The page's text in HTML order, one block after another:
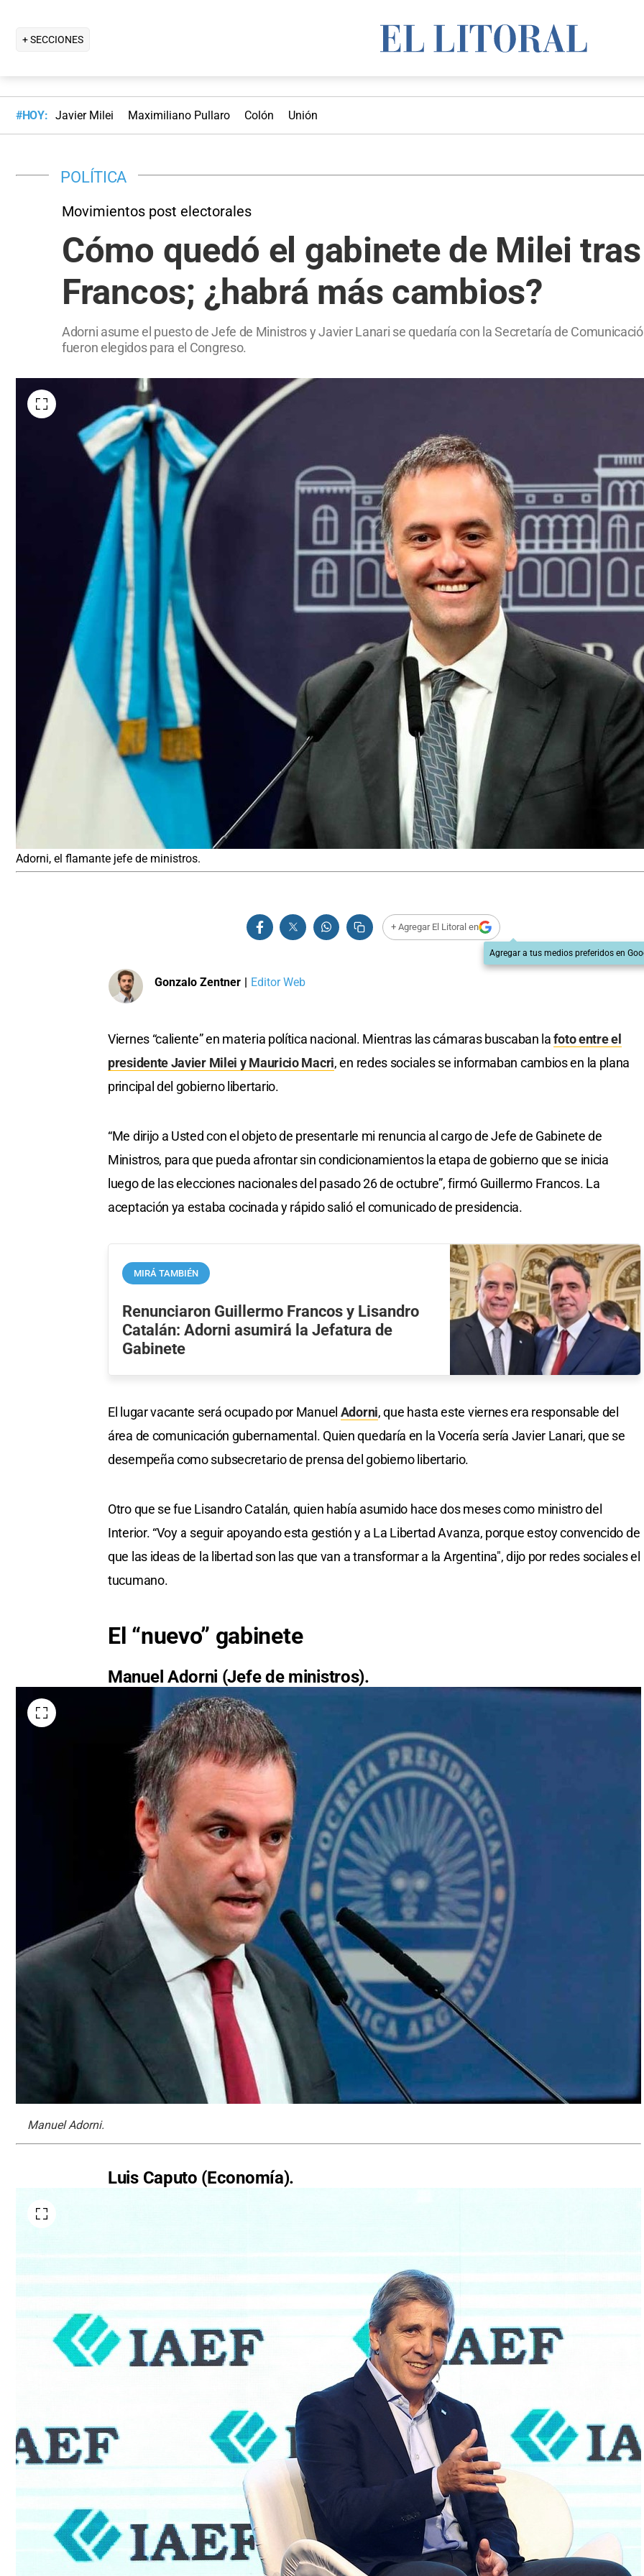
+ SECCIONES
#HOY: Javier Milei Maximiliano Pullaro Colón Unión
POLÍTICA
Movimientos post electorales
Cómo quedó el gabinete de Milei
Francos; ¿habrá más cambios?
Adorni asume el puesto de Jefe de Ministros y Javier Lanari se quedaría con la Secretaría de
fueron elegidos para el Congreso.
Adorni, el flamante jefe de ministros.
+ Agregar El Litoral en
Agregar a tus medios preferidos en
Gonzalo Zentner | Editor Web
Viernes “caliente” en materia política nacional. Mientras las cámaras buscaban lafoto entre el
presidente Javier Milei y Mauricio Macri, en redes sociales se informaban cambios en la plana
principal del gobierno libertario.
“Me dirijo a Usted con el objeto de presentarle mi renuncia al cargo de Jefe de Gabinete de
Ministros, para que pueda afrontar sin condicionamientos la etapa de gobierno que se inicia
luego de las elecciones nacionales del pasado 26 de octubre”, firmó Guillermo Francos. La
aceptación ya estaba cocinada y rápido salió el comunicado de presidencia.
MIRÁ TAMBIÉN
Renunciaron Guillermo Francos y Lisandro
Catalán: Adorni asumirá la Jefatura de
Gabinete
El lugar vacante será ocupado por Manuel Adorni, que hasta este viernes era responsable del
área de comunicación gubernamental. Quien quedaría en la Vocería sería Javier Lanari, que se
desempeña como subsecretario de prensa del gobierno libertario.
Otro que se fue Lisandro Catalán, quien había asumido hace dos meses como ministro del
Interior. “Voy a seguir apoyando esta gestión y a La Libertad Avanza, porque estoy convencido de
que las ideas de la libertad son las que van a transformar a la Argentina", dijo por redes sociales el
tucumano.
El “nuevo” gabinete
Manuel Adorni (Jefe de ministros).
Manuel Adorni.
Luis Caputo (Economía).